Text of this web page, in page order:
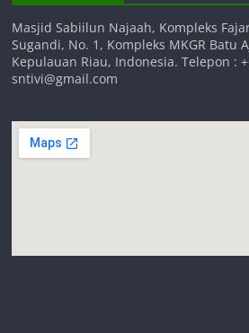
Masjid Sabiilun Najaah, Kompleks
Sugandi, No. 1, Kompleks MKGR Batu
Kepulauan Riau, Indonesia. Telepon :
sntivi@gmail.com